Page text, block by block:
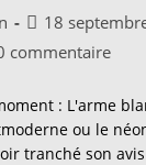
Publication
publiée :
18
:
commentaire
: L'arme
ou le
tranché son